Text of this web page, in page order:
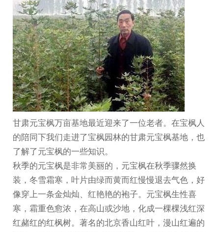
甘肃元宝枫万亩基地最近迎来了一位老者。在宝枫人
的陪同下我们走进了宝枫园林的甘肃元宝枫基地 ，也
了解了元宝枫的一些知识。
秋季的元宝枫是非常美丽的，元宝枫在秋季骤然换
装，冬雪霜寒，叶片由绿而黄而红慢慢退去气色，好
像穿上一条金灿灿、红艳艳的袍子。元宝枫生性喜
寒，霜重色愈浓，在高山或沙地，化成一棵棵浅红深
红赭红的红枫树。著名的北京香山红叶，漫山红遍的